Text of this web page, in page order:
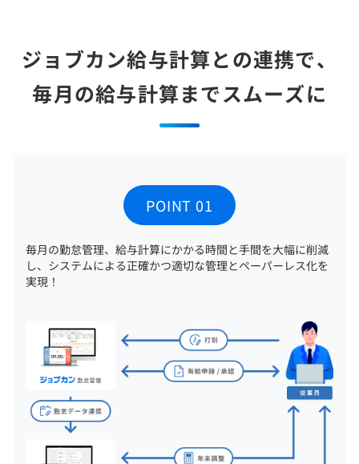
ジョブカン給与計算との連携で、
毎月の給与計算までスムーズに
POINT 01
毎月の勤怠管理、給与計算にかかる時間と手間を大幅に削減
し、システムによる正確かつ適切な管理とペーパーレス化を
実現！